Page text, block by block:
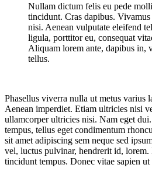
Nullam dictum felis eu pede
tincidunt. Cras dapibus. Vivamus
nisi. Aenean vulputate eleifend
ligula, porttitor eu, consequat
Aliquam lorem ante, dapibus in,
tellus.
Phasellus viverra nulla ut metus varius
Aenean imperdiet. Etiam ultricies nisi
ullamcorper ultricies nisi. Nam eget
tempus, tellus eget condimentum
sit amet adipiscing sem neque sed
vel, luctus pulvinar, hendrerit id, lorem.
tincidunt tempus. Donec vitae sapien